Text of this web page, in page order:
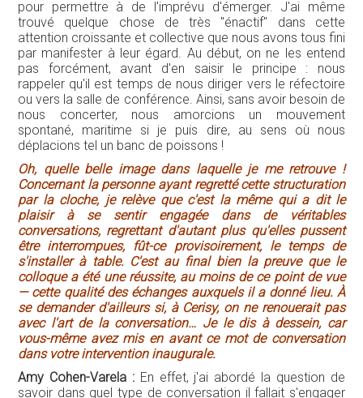
pour permettre à de l'imprévu d'émerger. J'ai même
trouvé quelque chose de très "énactif" dans cette
attention croissante et collective que nous avons tous fini
par manifester à leur égard. Au début, on ne les entend
pas forcément, avant d'en saisir le principe : nous
rappeler qu'il est temps de nous diriger vers le réfectoire
ou vers la salle de conférence. Ainsi, sans avoir besoin de
nous concerter, nous amorcions un mouvement
spontané, maritime si je puis dire, au sens où nous
déplacions tel un banc de poissons !
Oh, quelle belle image dans laquelle je me retrouve !
Concernant la personne ayant regretté cette structuration
par la cloche, je relève que c'est la même qui a dit le
plaisir à se sentir engagée dans de véritables
conversations, regrettant d'autant plus qu'elles pussent
être interrompues, fût-ce provisoirement, le temps de
s'installer à table. C'est au final bien la preuve que le
colloque a été une réussite, au moins de ce point de vue
— cette qualité des échanges auxquels il a donné lieu. À
se demander d'ailleurs si, à Cerisy, on ne renouerait pas
avec l'art de la conversation… Je le dis à dessein, car
vous-même avez mis en avant ce mot de conversation
dans votre intervention inaugurale.
Amy Cohen-Varela :En effet, j'ai abordé la question de
savoir dans quel type de conversation il fallait s'engager